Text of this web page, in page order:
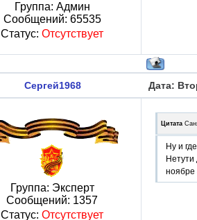
Группа: Админ
Сообщений: 65535
Статус: Отсутствует
Сергей1968 Дата:
Группа: Эксперт
Сообщений: 1357
Статус: Отсутствует
Цитата
Ну и
ноябре